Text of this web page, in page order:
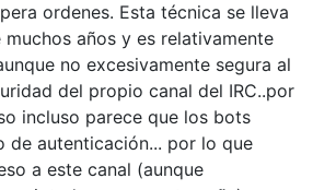
ordenes. Esta técnica se lleva
muchos años y es relativamente
no excesivamente segura al
del propio canal del IRC..por
incluso parece que los bots
de autenticación... por lo que
a este canal (aunque